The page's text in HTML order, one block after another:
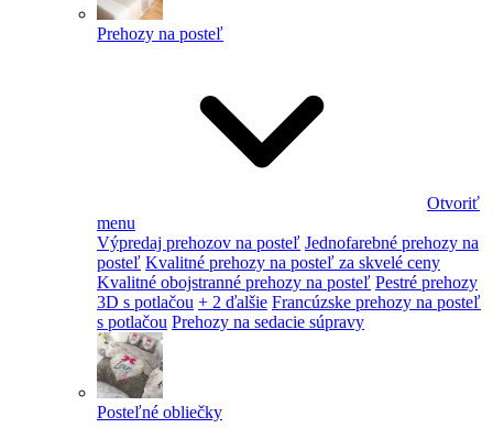
Prehozy na posteľ
Otvoriť
menu
Výpredaj prehozov na posteľ Jednofarebné prehozy na
posteľ Kvalitné prehozy na posteľ za skvelé ceny
Kvalitné obojstranné prehozy na posteľ Pestré prehozy
3D s potlačou + 2 ďalšie Francúzske prehozy na posteľ
s potlačou Prehozy na sedacie súpravy
Posteľné obliečky